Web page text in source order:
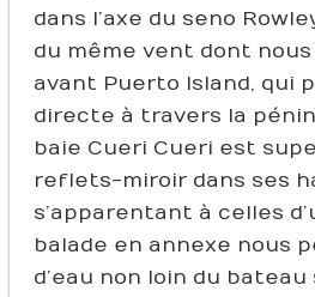
dans l’axe du seno
du même vent dont
avant Puerto Island, qui
directe à travers la
baie Cueri Cueri est
reflets-miroir dans ses
s’apparentant à celles
balade en annexe nous
d’eau non loin du bateau